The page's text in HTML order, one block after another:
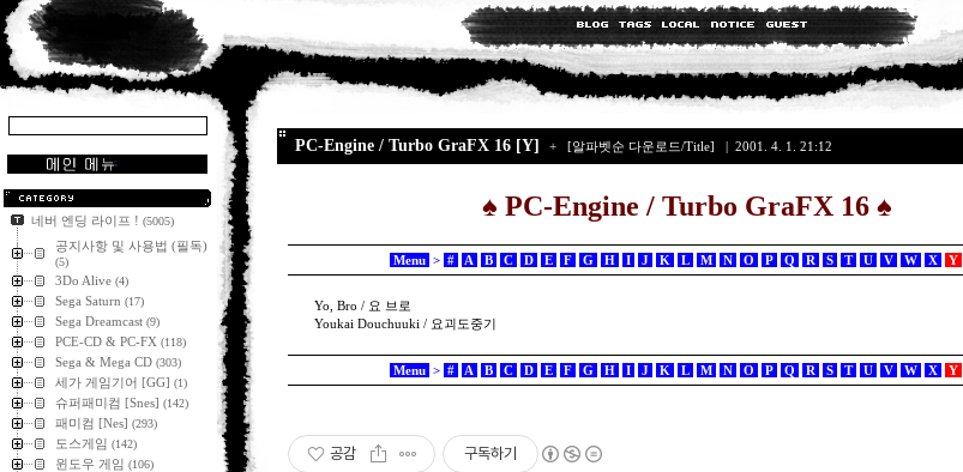
네버 엔딩 라이프 ! (5005)
공지사항 및 사용법 (필독)
(5)
3Do Alive (4)
Sega Saturn (17)
Sega Dreamcast (9)
PCE-CD & PC-FX (118)
Sega & Mega CD (303)
세가 게임기어 [GG] (1)
슈퍼패미컴 [Snes] (142)
패미컴 [Nes] (293)
도스게임 (142)
윈도우 게임 (106)
PC-Engine / Turbo GraFX 16 [Y] + [알파벳순 다운로드/Title] | 2001. 4. 1. 21:12
♠ PC-Engine / Turbo GraFX 16 ♠
Menu > # A B C D E F G H I J K L M N O P Q R S T U V W X Y
Yo, Bro / 요 브로
Youkai Douchuuki / 요괴도중기
Menu > # A B C D E F G H I J K L M N O P Q R S T U V W X Y
공감 구독하기